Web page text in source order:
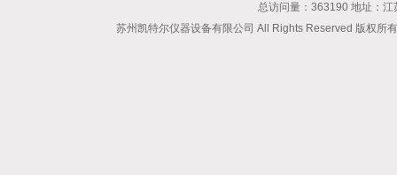
总访问量：363190 地址：
苏州凯特尔仪器设备有限公司 All Rights Reserved 版权所